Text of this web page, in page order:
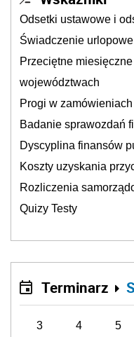
Odsetki ustawowe i
Świadczenie
Przeciętne
województwach
Progi w
Badanie sprawozdań
Dyscyplina finansów
Koszty uzyskania
Rozliczenia
Quizy Testy
Terminarz
3 4 5